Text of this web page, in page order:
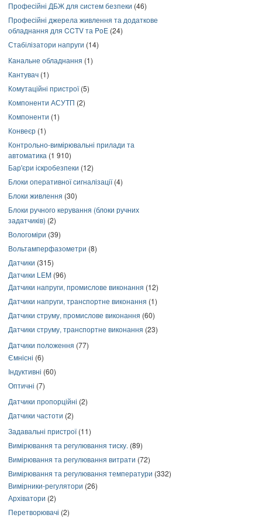
Професійні ДБЖ для систем безпеки (46)
Професійні джерела живлення та додаткове
обладнання для CCTV та PoE (24)
Стабілізатори напруги (14)
Канальне обладнання (1)
Кантувач (1)
Комутаційні пристрої(5)
Компоненти АСУТП (2)
Компоненти (1)
Конвеєр (1)
Контрольно-вимірювальні прилади та
автоматика (1 910)
Бар'єри іскробезпеки (12)
Блоки оперативної сигналізації(4)
Блоки живлення (30)
Блоки ручного керування (блоки ручних
задатчиків) (2)
Вологоміри (39)
Вольтамперфазометри (8)
Датчики (315)
Датчики LEM (96)
Датчики напруги, промислове виконання (12)
Датчики напруги, транспортне виконання (1)
Датчики струму, промислове виконання (60)
Датчики струму, транспортне виконання (23)
Датчики положення (77)
Ємнісні (6)
Індуктивні (60)
Оптичні (7)
Датчики пропорційні (2)
Датчики частоти (2)
Задавальні пристрої(11)
Вимірювання та регулювання тиску. (89)
Вимірювання та регулювання витрати (72)
Вимірювання та регулювання температури (332)
Вимірники-регулятори (26)
Архіватори (2)
Перетворювачі (2)